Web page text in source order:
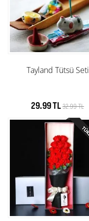
Tayland Tütsü Seti
29.99 TL32.99 TL